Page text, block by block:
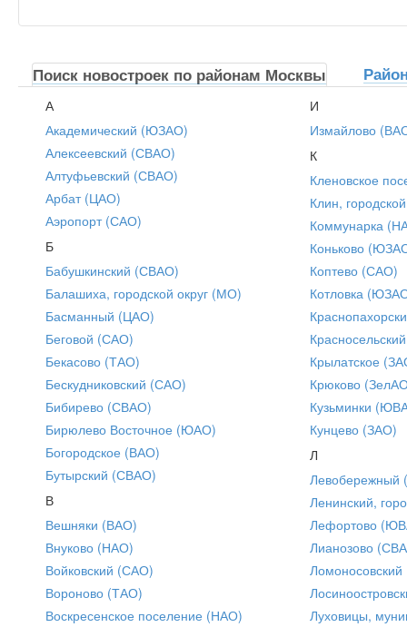
Поиск новостроек по районам Москвы
А
Академический (ЮЗАО)
Алексеевский (СВАО)
Алтуфьевский (СВАО)
Арбат (ЦАО)
Аэропорт (САО)
Б
Бабушкинский (СВАО)
Балашиха, городской округ (МО)
Басманный (ЦАО)
Беговой (САО)
Бекасово (ТАО)
Бескудниковский (САО)
Бибирево (СВАО)
Бирюлево Восточное (ЮАО)
Богородское (ВАО)
Бутырский (СВАО)
В
Вешняки (ВАО)
Внуково (НАО)
Войковский (САО)
Вороново (ТАО)
Воскресенское поселение (НАО)
И
Измайлово
К
Кленовское
Клин,
Коммунарка
Коньково
Коптево (САО)
Котловка
Крылатское
Крюково
Кузьминки
Кунцево (ЗАО)
Л
Ленинский,
Лефортово
Лианозово
Луховицы,